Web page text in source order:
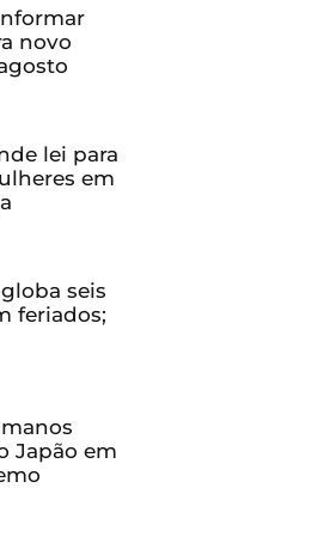
novo
lei para
em
seis
feriados;
Japão em